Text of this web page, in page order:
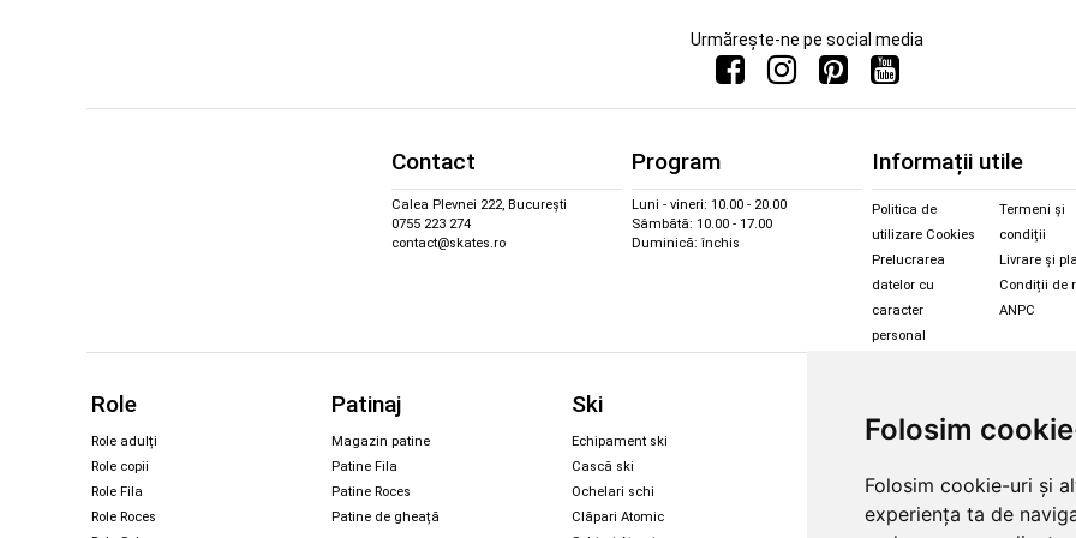
Folosim
Folosim cookie-uri și
experiența ta de
Urmărește-ne pe social media
Contact
Calea Plevnei 222, București
0755 223 274
contact@skates.ro
Program
Luni - vineri: 10.00 - 20.00
Sâmbătă: 10.00 - 17.00
Duminică: închis
Informații utile
Politica de
utilizare Cookies
Prelucrarea
datelor cu
caracter
personal
Termeni și
condiții
Livrare și
Condiții de
ANPC
Role
Role adulți
Role copii
Role Fila
Role Roces
Patinaj
Magazin patine
Patine Fila
Patine Roces
Patine de gheață
Ski
Echipament ski
Cască ski
Ochelari schi
Clăpari Atomic
Magazin snowboard
Legături Rome SDS